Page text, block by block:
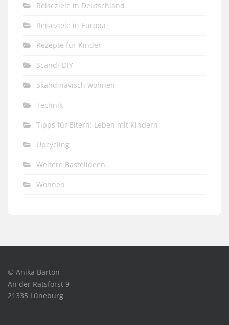
Reiseziele in Deutschland
Reiseziele in Europa
Rezepte für Kinder
Scandi-DIY
Skandinavisch wohnen
Technik
Tipps für Eltern: Leben mit Kindern
Upcycling
Weitere Bastelideen
Wohnen
© Anika Barton
An der Ratsforst 9
21335 Lüneburg